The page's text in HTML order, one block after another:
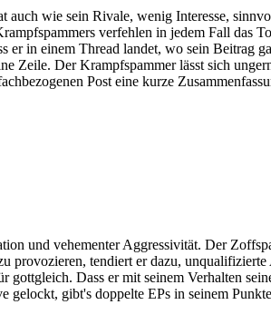
wie sein Rivale, wenig Interesse,
verfehlen in jedem Fall das
in einem Thread landet, wo sein Beitrag
Der Krampfspammer lässt sich
Post eine kurze
und vehementer Aggressivität. Der
provozieren, tendiert er dazu,
Dass er mit seinem Verhalten
gelockt, gibt's doppelte EPs in seinem